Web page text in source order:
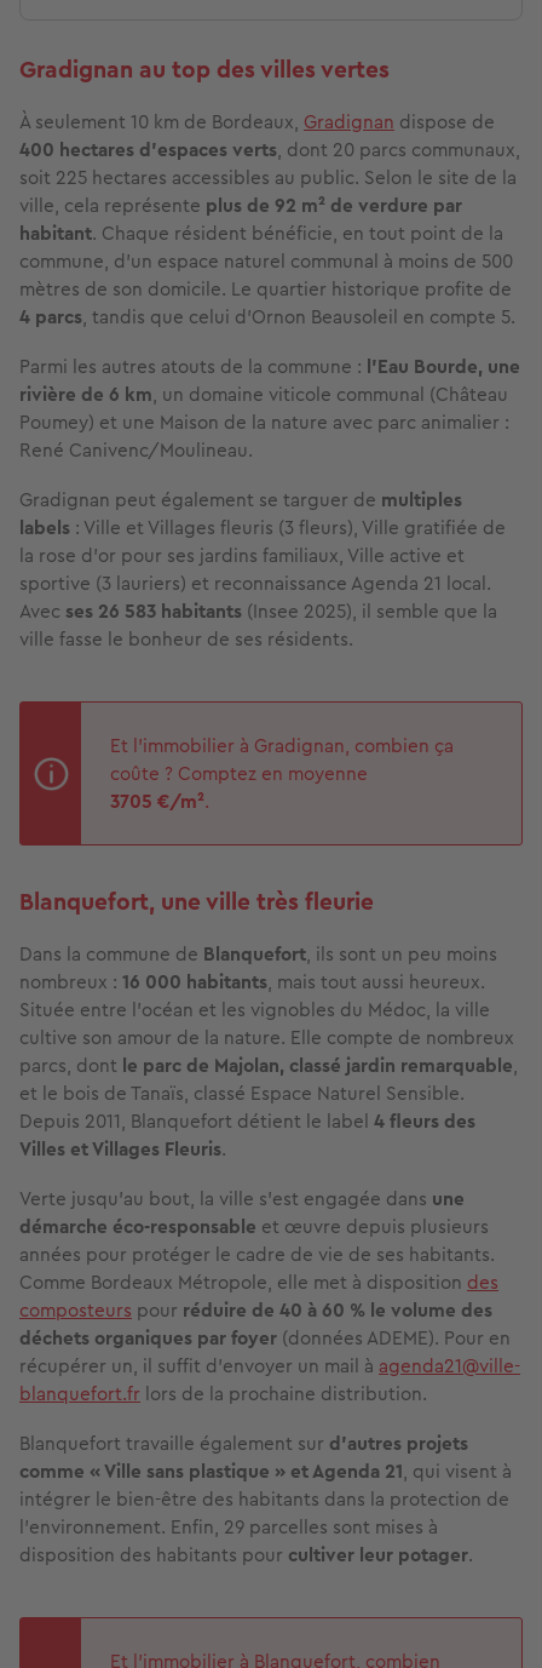
Gradignan au top des villes vertes
À seulement 10 km de Bordeaux, Gradignan dispose de
400 hectares d’espaces verts, dont 20 parcs communaux,
soit 225 hectares accessibles au public. Selon le site de la
ville, cela représente plus de 92 m² de verdure par
habitant. Chaque résident bénéficie, en tout point de la
commune, d’un espace naturel communal à moins de 500
mètres de son domicile. Le quartier historique profite de
4 parcs, tandis que celui d’Ornon Beausoleil en compte 5.
Parmi les autres atouts de la commune : l’Eau Bourde, une
rivière de 6 km, un domaine viticole communal (Château
Poumey) et une Maison de la nature avec parc animalier :
René Canivenc/Moulineau.
Gradignan peut également se targuer de multiples
labels : Ville et Villages fleuris (3 fleurs), Ville gratifiée de
la rose d’or pour ses jardins familiaux, Ville active et
sportive (3 lauriers) et reconnaissance Agenda 21 local.
Avec ses 26 583 habitants (Insee 2025), il semble que la
ville fasse le bonheur de ses résidents.
Et l'immobilier à Gradignan, combien ça
coûte ? Comptez en moyenne
3705 €/m².
Blanquefort, une ville très fleurie
Dans la commune de Blanquefort, ils sont un peu moins
nombreux : 16 000 habitants, mais tout aussi heureux.
Située entre l’océan et les vignobles du Médoc, la ville
cultive son amour de la nature. Elle compte de nombreux
parcs, dont le parc de Majolan, classé jardin remarquable,
et le bois de Tanaïs, classé Espace Naturel Sensible.
Depuis 2011, Blanquefort détient le label 4 fleurs des
Villes et Villages Fleuris.
Verte jusqu’au bout, la ville s’est engagée dans une
démarche éco-responsable et œuvre depuis plusieurs
années pour protéger le cadre de vie de ses habitants.
Comme Bordeaux Métropole, elle met à disposition des
composteurs pour réduire de 40 à 60 % le volume des
déchets organiques par foyer (données ADEME). Pour en
récupérer un, il suffit d’envoyer un mail à agenda21@ville-
blanquefort.fr lors de la prochaine distribution.
Blanquefort travaille également sur d’autres projets
comme « Ville sans plastique » et Agenda 21, qui visent à
intégrer le bien-être des habitants dans la protection de
l’environnement. Enfin, 29 parcelles sont mises à
disposition des habitants pour cultiver leur potager.
Et l'immobilier à Blanquefort, combien